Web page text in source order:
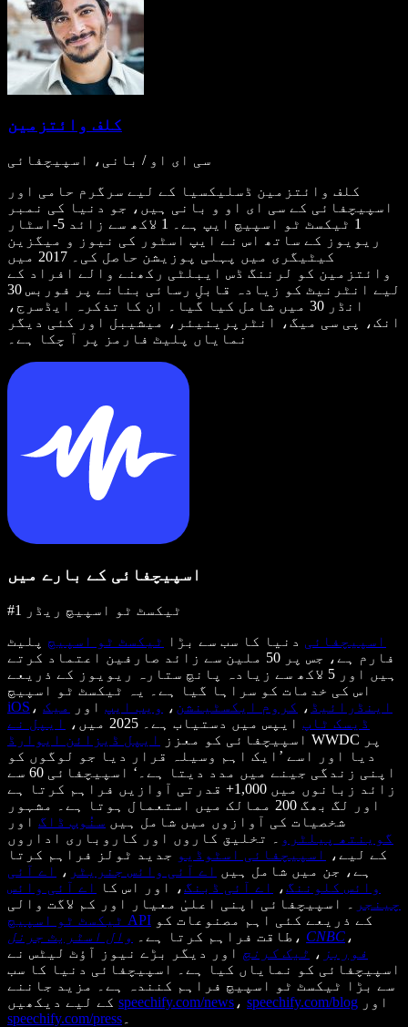
کلف وائتزمین
سی ای او / بانی، اسپیچفائی
کلف وائتزمین ڈسلیکسیا کے لیے سرگرم حامی اور
اسپیچفائی کے سی ای او و بانی ہیں، جو دنیا کی نمبر
1 ٹیکسٹ ٹو اسپیچ ایپ ہے۔ 1 لاکھ سے زائد 5-اسٹار
ریویوز کے ساتھ اس نے ایپ اسٹور کی نیوز و میگزین
کیٹیگری میں پہلی پوزیشن حاصل کی۔ 2017 میں
وائتزمین کو لرننگ ڈس ایبلٹی رکھنے والے افراد کے
لیے انٹرنیٹ کو زیادہ قابلِ رسائی بنانے پر فوربس 30
انڈر 30 میں شامل کیا گیا۔ ان کا تذکرہ ایڈسرج،
انک، پی سی میگ، انٹرپرینیئر، میشیبل اور کئی دیگر
نمایاں پلیٹ فارمز پر آ چکا ہے۔
اسپیچفائی کے بارے میں
#1 ٹیکسٹ ٹو اسپیچ ریڈر
اسپیچفائی دنیا کا سب سے بڑا ٹیکسٹ ٹو اسپیچ پلیٹ
فارم ہے، جس پر 50 ملین سے زائد صارفین اعتماد کرتے
ہیں اور 5 لاکھ سے زیادہ پانچ ستارہ ریویوز کے ذریعے
اس کی خدمات کو سراہا گیا ہے۔ یہ ٹیکسٹ ٹو اسپیچ
iOS ، اینڈرائیڈ ، کروم ایکسٹینشن ، ویب ایپ اور
میک
ڈیسک ٹاپ ایپس میں دستیاب ہے۔ 2025 میں،
ایپل نے
اسپیچفائی کو معزز
ایپل ڈیزائن ایوارڈ
WWDC پر
دیا اور اسے ’ایک اہم وسیلہ قرار دیا جو لوگوں کو
اپنی زندگی جینے میں مدد دیتا ہے۔‘ اسپیچفائی 60 سے
زائد زبانوں میں 1,000+ قدرتی آوازیں فراہم کرتا ہے
اور لگ بھگ 200 ممالک میں استعمال ہوتا ہے۔ مشہور
شخصیات کی آوازوں میں شامل ہیں سنُوپ ڈاگ اور
گوینتھ پیلٹرو
۔ تخلیق کاروں اور کاروباری اداروں
کے لیے،
اسپیچفائی اسٹوڈیو جدید ٹولز فراہم کرتا
ہے، جن میں شامل ہیں اے آئی وائس جنریٹر ،
اے آئی
وائس کلوننگ، اے آئی ڈبنگ، اور اس کا
اے آئی وائس
چینجر
۔ اسپیچفائی اپنی اعلیٰ معیار اور کم لاگت والی
ٹیکسٹ ٹو اسپیچ API
طاقت فراہم کرتا ہے۔
وال اسٹریٹ جرنل ، CNBC ،
فوربز ، ٹیک کرنچ اور دیگر بڑے نیوز آؤٹ لیٹس نے
اسپیچفائی کو نمایاں کیا ہے۔ اسپیچفائی دنیا کا سب
سے بڑا ٹیکسٹ ٹو اسپیچ فراہم کنندہ ہے۔ مزید جاننے
speechify.com/news ، speechify.com/blog اور
speechify.com/press